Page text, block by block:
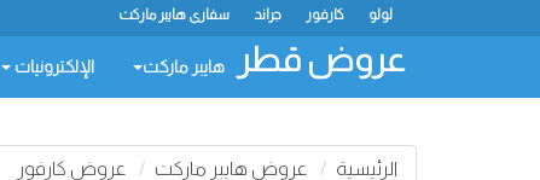
سفاري هايبر ماركت جراند كارفور لولو
عروض قطر هايبر ماركت الإلكترونيات
الرئيسية عروض هايبر ماركت عروض كارفور